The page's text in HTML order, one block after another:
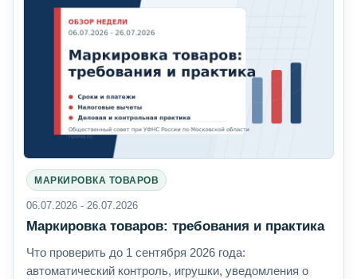
МАРКИРОВКА ТОВАРОВ
06.07.2026 - 26.07.2026
Маркировка товаров: требования и практика
Что проверить до 1 сентября 2026 года:
автоматический контроль, игрушки, уведомления о